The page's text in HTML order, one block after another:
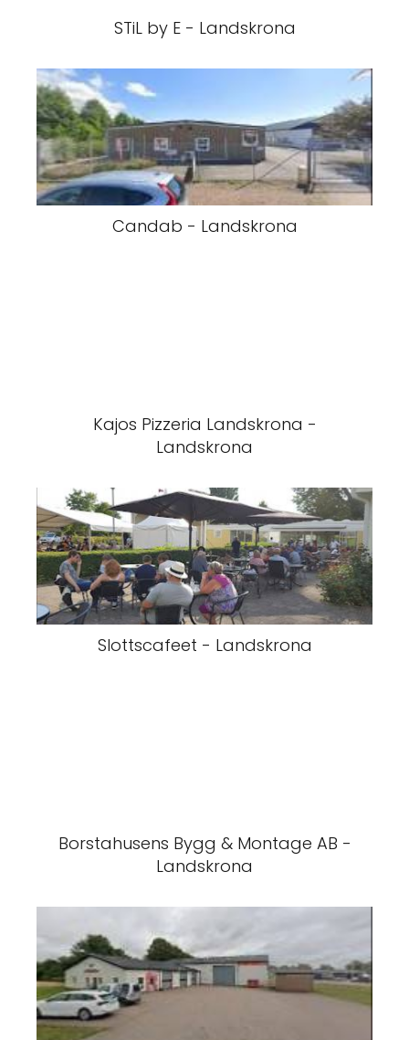
STiL by E - Landskrona
Candab - Landskrona
Kajos Pizzeria Landskrona -
Landskrona
Slottscafeet - Landskrona
Borstahusens Bygg & Montage AB -
Landskrona